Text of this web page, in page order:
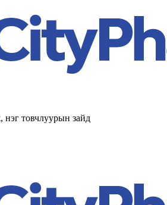
нэг товчлуурын зайд